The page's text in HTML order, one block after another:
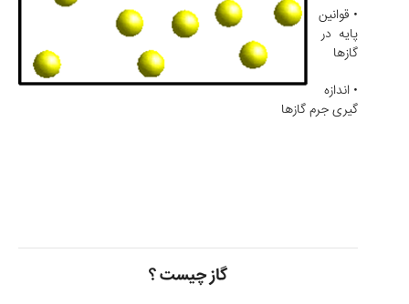
• قوانین
پایه در
گازها
• اندازه
گیری جرم گازها
گاز چیست ؟